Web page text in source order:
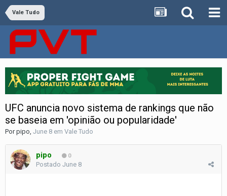
Vale Tudo
UFC anuncia novo sistema de rankings que não
se baseia em 'opinião ou popularidade'
Porpipo June 8 em Vale Tudo
pipo 0
Postado June 8